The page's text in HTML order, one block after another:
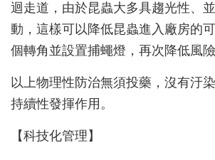
迴走道，由於昆蟲大多具趨光性、
動，這樣可以降低昆蟲進入廠房的
個轉角並設置捕蠅燈，再次降低風險
以上物理性防治無須投藥，沒有汙
持續性發揮作用。
【科技化管理】